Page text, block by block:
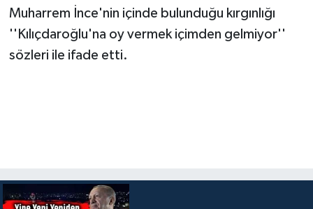
Muharrem İnce'nin içinde bulunduğu kırgınlığı
''Kılıçdaroğlu'na oy vermek içimden gelmiyor''
sözleri ile ifade etti.